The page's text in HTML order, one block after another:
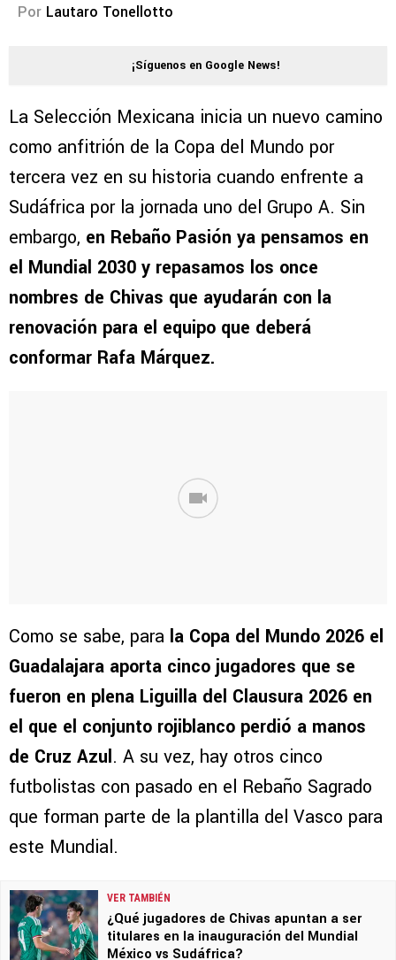
Por Lautaro Tonellotto
¡Síguenos en Google News!
La Selección Mexicana inicia un nuevo camino
como anfitrión de la Copa del Mundo por
tercera vez en su historia cuando enfrente a
Sudáfrica por la jornada uno del Grupo A. Sin
embargo, en Rebaño Pasión ya pensamos en
el Mundial 2030 y repasamos los once
nombres de Chivas que ayudarán con la
renovación para el equipo que deberá
conformar Rafa Márquez.
Como se sabe, para la Copa del Mundo 2026 el
Guadalajara aporta cinco jugadores que se
fueron en plena Liguilla del Clausura 2026 en
el que el conjunto rojiblanco perdió a manos
de Cruz Azul. A su vez, hay otros cinco
futbolistas con pasado en el Rebaño Sagrado
que forman parte de la plantilla del Vasco para
este Mundial.
VER TAMBIÉN
¿Qué jugadores de Chivas apuntan a ser
titulares en la inauguración del Mundial
México vs Sudáfrica?